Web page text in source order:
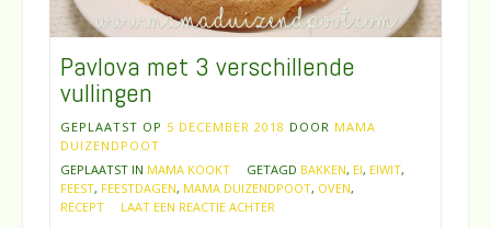
Pavlova met 3 verschillende
vullingen
GEPLAATST OP 5 DECEMBER 2018 DOOR MAMA
DUIZENDPOOT
GEPLAATST IN MAMA KOOKT GETAGD BAKKEN, EI, EIWIT,
FEEST, FEESTDAGEN, MAMA DUIZENDPOOT, OVEN,
RECEPT
LAAT EEN REACTIE ACHTER